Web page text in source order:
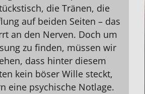
die Tränen, die
auf beiden Seiten – das
an den Nerven. Doch um
zu finden, müssen wir
dass hinter diesem
kein böser Wille steckt,
eine psychische Notlage.